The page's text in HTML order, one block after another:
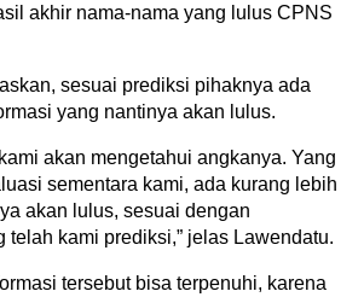
akhir nama-nama yang lulus CPNS
sesuai prediksi pihaknya ada
yang nantinya akan lulus.
akan mengetahui angkanya. Yang
sementara kami, ada kurang lebih
akan lulus, sesuai dengan
telah kami prediksi,” jelas Lawendatu.
tersebut bisa terpenuhi, karena